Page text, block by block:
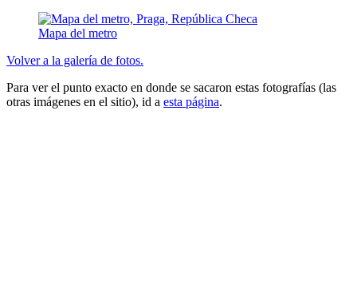
Mapa del metro
Volver a la galería de fotos.
Para ver el punto exacto en donde se sacaron estas fotografías (las
otras imágenes en el sitio), id a esta página.